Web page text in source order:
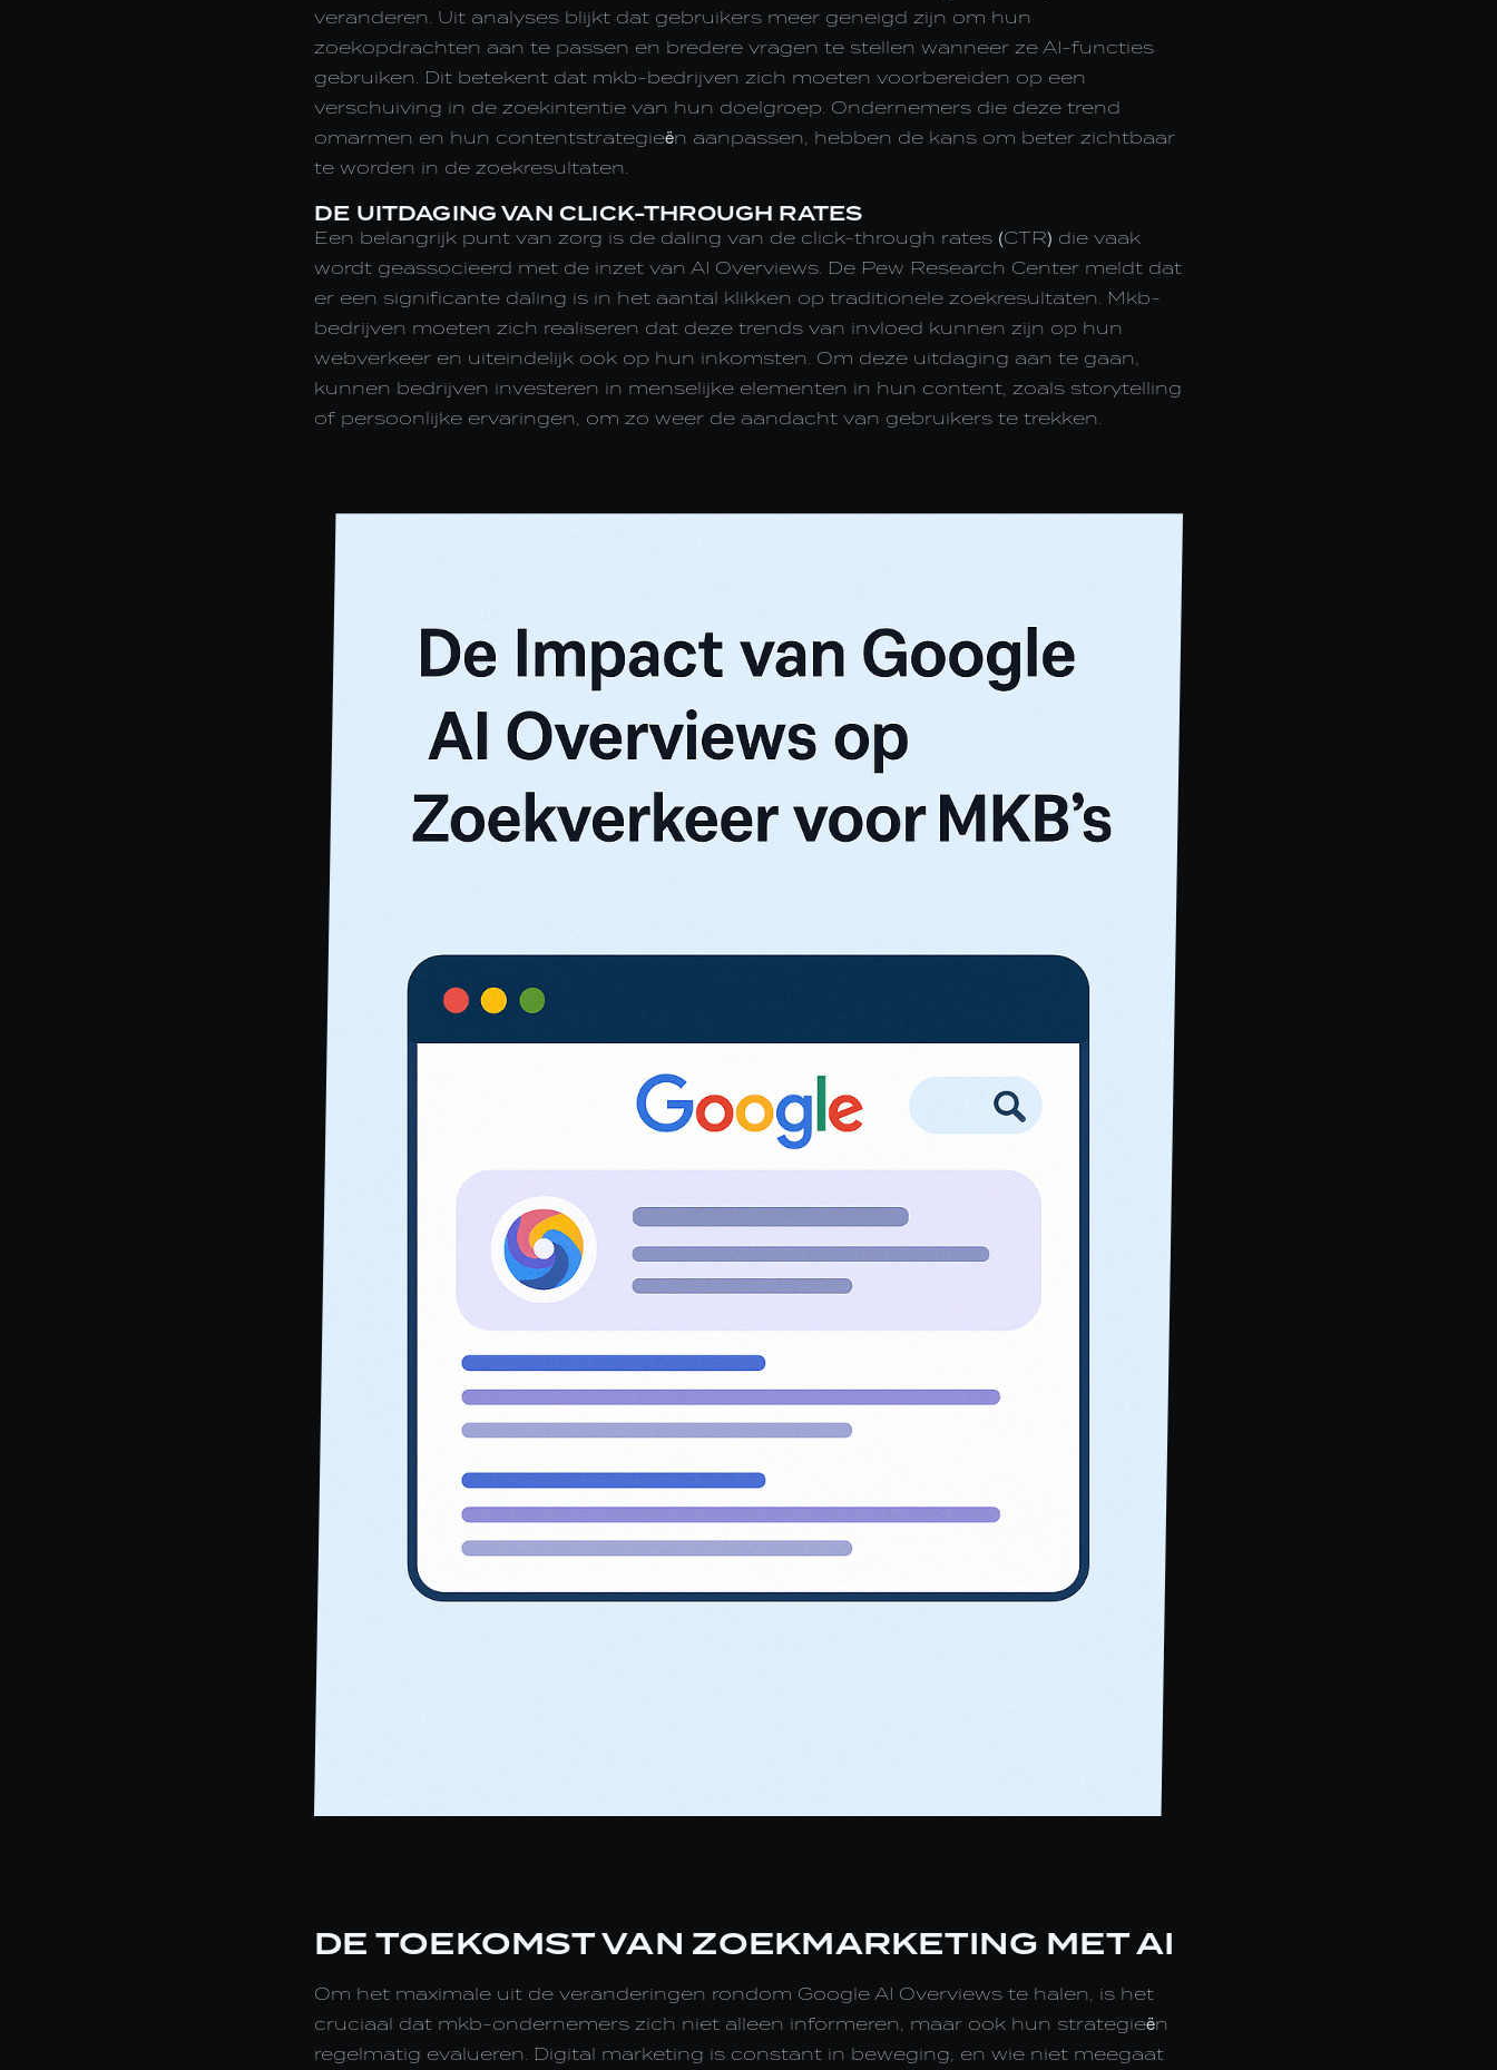
veranderen. Uit analyses blijkt dat gebruikers meer geneigd zijn om hun
zoekopdrachten aan te passen en bredere vragen te stellen wanneer ze AI-functies
gebruiken. Dit betekent dat mkb-bedrijven zich moeten voorbereiden op een
verschuiving in de zoekintentie van hun doelgroep. Ondernemers die deze trend
omarmen en hun contentstrategieën aanpassen, hebben de kans om beter zichtbaar
te worden in de zoekresultaten.
DE UITDAGING VAN CLICK-THROUGH RATES
Een belangrijk punt van zorg is de daling van de click-through rates (CTR) die vaak
wordt geassocieerd met de inzet van AI Overviews. De Pew Research Center meldt dat
er een significante daling is in het aantal klikken op traditionele zoekresultaten. Mkb-
bedrijven moeten zich realiseren dat deze trends van invloed kunnen zijn op hun
webverkeer en uiteindelijk ook op hun inkomsten. Om deze uitdaging aan te gaan,
kunnen bedrijven investeren in menselijke elementen in hun content, zoals storytelling
of persoonlijke ervaringen, om zo weer de aandacht van gebruikers te trekken.
DE TOEKOMST VAN ZOEKMARKETING MET AI
Om het maximale uit de veranderingen rondom Google AI Overviews te halen, is het
cruciaal dat mkb-ondernemers zich niet alleen informeren, maar ook hun strategieën
regelmatig evalueren. Digital marketing is constant in beweging, en wie niet meegaat